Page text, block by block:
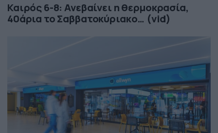
Καιρός 6-8: Ανεβαίνει η θερμοκρασία,
40άρια το Σαββατοκύριακο… (vid)